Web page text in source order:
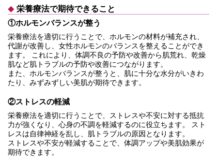
栄養療法で期待できること
①ホルモンバランスが整う
栄養療法を適切に行うことで、ホルモンの材料が補充され、
代謝が改善し、女性ホルモンのバランスを整えることができ
ます。 これにより、体調不良の予防や改善から肌荒れ、乾燥
肌など肌トラブルの予防や改善につながります。
また、ホルモンバランスが整うと、肌に十分な水分がいきわ
たり、みずみずしい美肌が期待できます。
②ストレスの軽減
栄養療法を適切に行うことで、ストレスや不安に対する抵抗
力が強くなり、心身の不調を軽減するのに役立ちます。 スト
レスは自律神経を乱し、肌トラブルの原因となります。
ストレスや不安が軽減することで、体調アップや美肌効果が
期待できます。